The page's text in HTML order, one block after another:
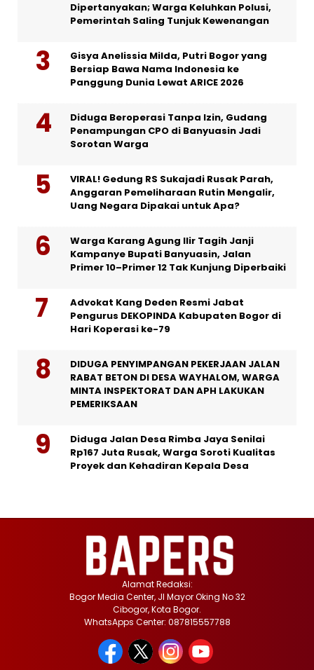
Dipertanyakan; Warga Keluhkan Polusi,
Pemerintah Saling Tunjuk Kewenangan
Gisya Anelissia Milda, Putri Bogor yang
Bersiap Bawa Nama Indonesia ke
Panggung Dunia Lewat ARICE 2026
Diduga Beroperasi Tanpa Izin, Gudang
Penampungan CPO di Banyuasin Jadi
Sorotan Warga
VIRAL! Gedung RS Sukajadi Rusak Parah,
Anggaran Pemeliharaan Rutin Mengalir,
Uang Negara Dipakai untuk Apa?
Warga Karang Agung Ilir Tagih Janji
Kampanye Bupati Banyuasin, Jalan
Primer 10–Primer 12 Tak Kunjung Diperbaiki
Advokat Kang Deden Resmi Jabat
Pengurus DEKOPINDA Kabupaten Bogor di
Hari Koperasi ke-79
DIDUGA PENYIMPANGAN PEKERJAAN JALAN
RABAT BETON DI DESA WAYHALOM, WARGA
MINTA INSPEKTORAT DAN APH LAKUKAN
PEMERIKSAAN
Diduga Jalan Desa Rimba Jaya Senilai
Rp167 Juta Rusak, Warga Soroti Kualitas
Proyek dan Kehadiran Kepala Desa
Alamat Redaksi:
Bogor Media Center, Jl Mayor Oking No 32
Cibogor, Kota Bogor.
WhatsApps Center: 087815557788